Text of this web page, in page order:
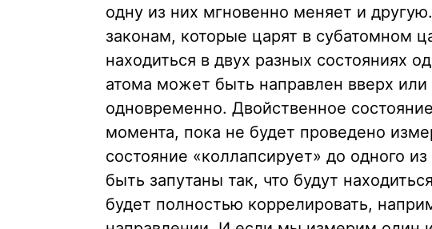
одну из них мгновенно меняет и
законам, которые царят в субатомном
находиться в двух разных состояниях
атома может быть направлен вверх
одновременно. Двойственное
момента, пока не будет проведено
состояние «коллапсирует» до одного
быть запутаны так, что будут
будет полностью коррелировать,